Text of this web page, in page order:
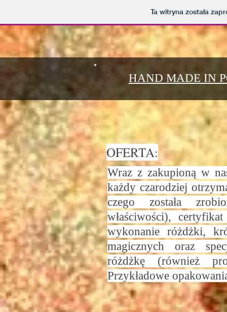
Ta witryna została
HAND MADE IN
OFERTA:
Wraz z zakupioną w
każdy czarodziej
czego została
właściwości),
wykonanie różdżki,
magicznych oraz
różdżkę (również
Przykładowe